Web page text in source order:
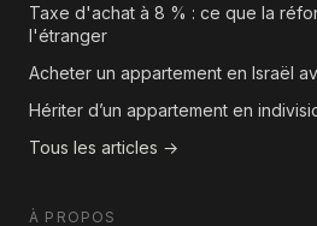
Taxe d'achat à 8 % : ce que la
l'étranger
Acheter un appartement en Israël
Hériter d’un appartement en
Tous les articles →
À PROPOS